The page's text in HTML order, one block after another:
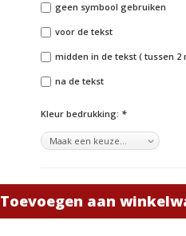
geen symbool gebruiken
voor de tekst
midden in de tekst ( tussen 2
na de tekst
Kleur bedrukking: *
Toevoegen aan